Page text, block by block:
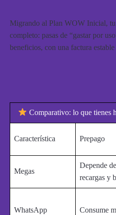
Migrando al Plan WOW Inicial,
completo: pasas de “gastar por
beneficios, con una factura
Comparativo: lo que tienes
Característica Prepago
Megas
Depende de
recargas y
WhatsApp Consume